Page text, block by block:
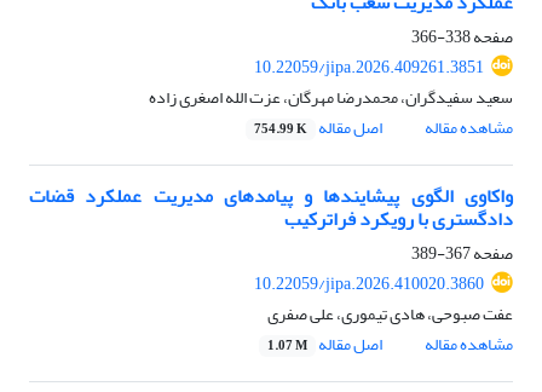
صفحه338-366
10.22059/jipa.2026.409261.3851
سعید سفیدگران، محمدرضا مهرگان، عزت الله اصغری زاده
مشاهده مقاله
اصل مقاله 754.99 K
واکاوی الگوی پیشایندها و پیامدهای مدیریت عملکرد قضات
دادگستری با رویکرد فراترکیب
صفحه367-389
10.22059/jipa.2026.410020.3860
عفت صبوحی، هادی تیموری، علی صفری
مشاهده مقاله
اصل مقاله 1.07 M